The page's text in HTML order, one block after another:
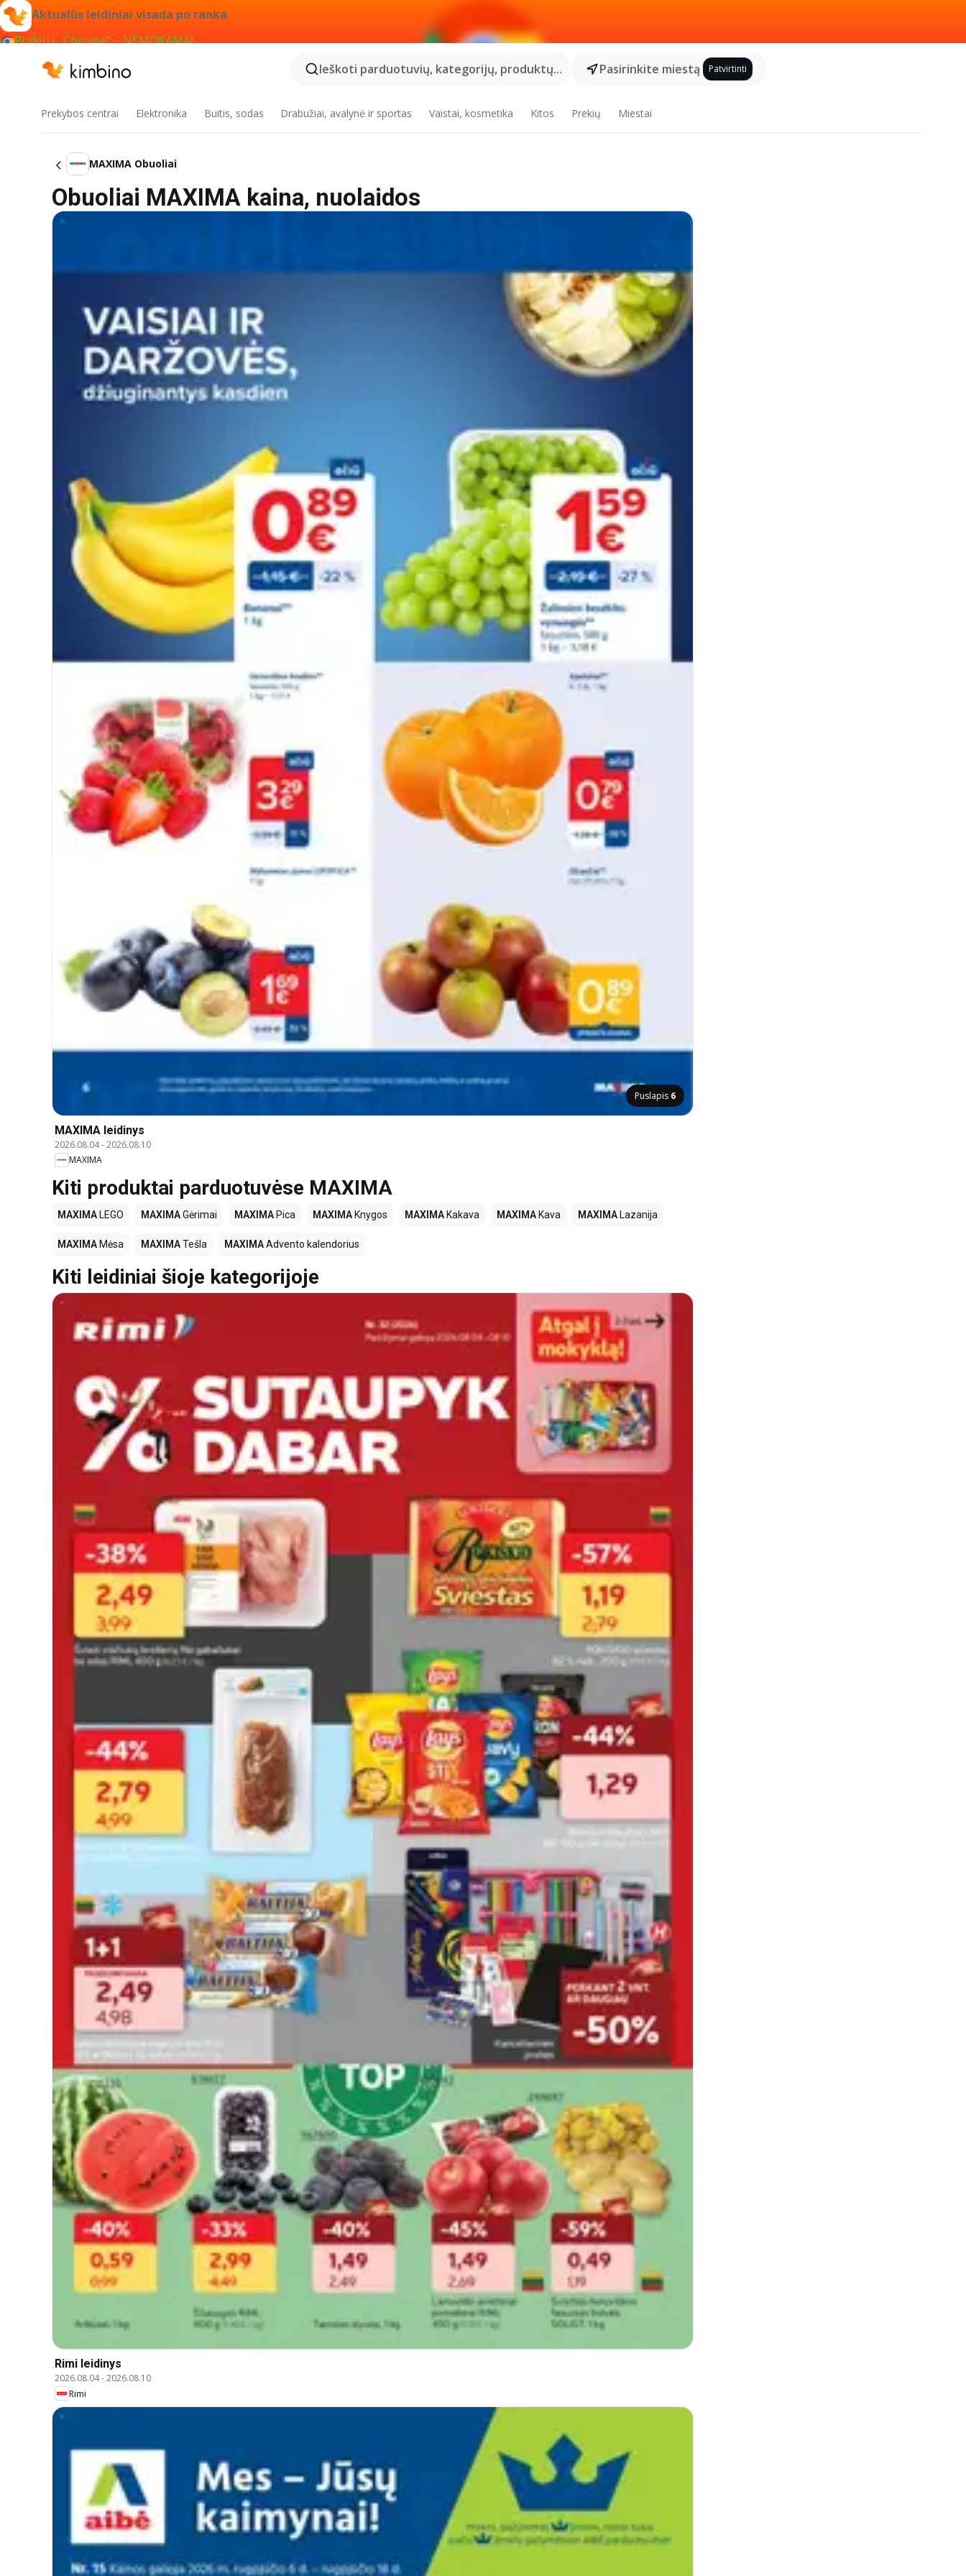
Aktualūs leidiniai visada po ranka
Pridėti į „Chrome“ – NEMOKAMAI
Ieškoti parduotuvių, kategorijų, produktų...
Pasirinkite miestą Patvirtinti
Prekybos centrai Elektronika Buitis, sodas Drabužiai, avalynė ir sportas Vaistai, kosmetika Kitos Prekių Miestai
MAXIMA Obuoliai
Obuoliai MAXIMA kaina, nuolaidos
Puslapis 6
MAXIMA leidinys
2026.08.04-2026.08.10
MAXIMA
Kiti produktai parduotuvėse MAXIMA
MAXIMA LEGO MAXIMAGėrimai MAXIMA Pica MAXIMA Knygos MAXIMA Kakava MAXIMA Kava MAXIMA Lazanija
MAXIMA Mėsa MAXIMATešla MAXIMAAdvento kalendorius
Kiti leidiniai šioje kategorijoje
Rimi leidinys
2026.08.04-2026.08.10
Rimi